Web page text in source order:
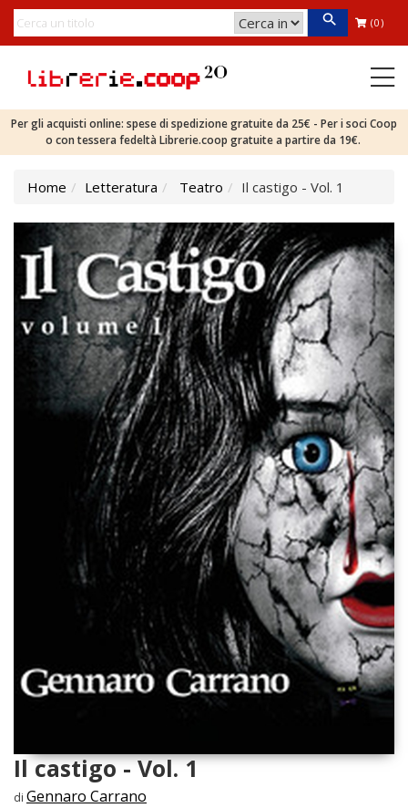
(0)
Per gli acquisti online: spese di spedizione gratuite da 25€ - Per i soci Coop
o con tessera fedeltà Librerie.coop gratuite a partire da 19€.
Home Letteratura Teatro Il castigo - Vol. 1
Il castigo - Vol. 1
di Gennaro Carrano